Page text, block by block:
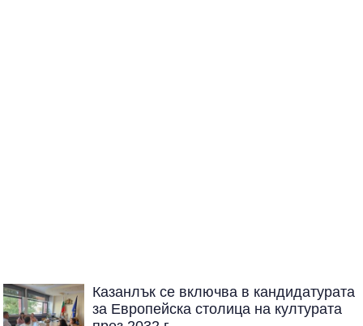
Казанлък се включва в кандидатурата
за Европейска столица на културата